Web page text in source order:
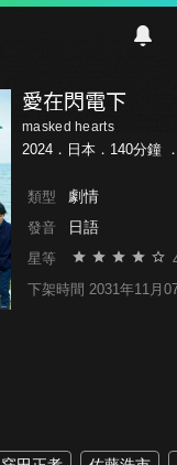
愛在閃電下
masked hearts
2024．日本．140分鐘 ．
類型 劇情
發音 日語
星等
下架時間 2031年11月